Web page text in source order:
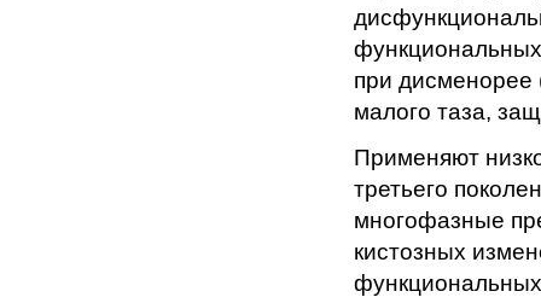
при дисменорее
малого таза,
Применяют
третьего
многофазные
кистозных